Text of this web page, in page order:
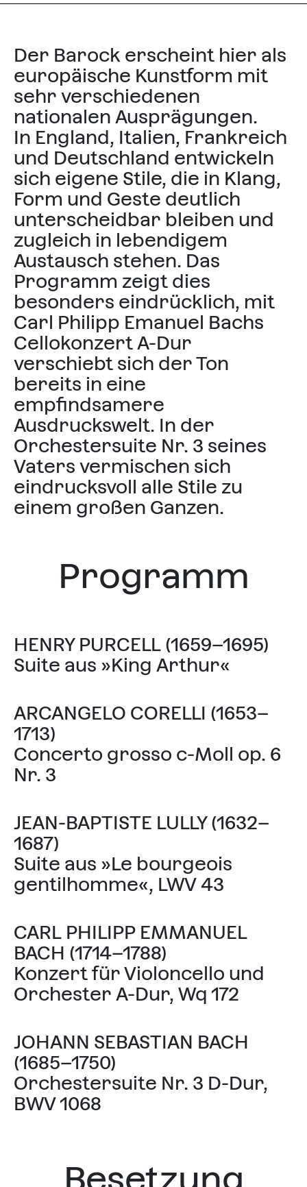
Der Barock erscheint hier als
europäische Kunstform mit
sehr verschiedenen
nationalen Ausprägungen.
In England, Italien, Frankreich
und Deutschland entwickeln
sich eigene Stile, die in Klang,
Form und Geste deutlich
unterscheidbar bleiben und
zugleich in lebendigem
Austausch stehen. Das
Programm zeigt dies
besonders eindrücklich, mit
Carl Philipp Emanuel Bachs
Cellokonzert A-Dur
verschiebt sich der Ton
bereits in eine
empfindsamere
Ausdruckswelt. In der
Orchestersuite Nr. 3 seines
Vaters vermischen sich
eindrucksvoll alle Stile zu
einem großen Ganzen.
Programm
HENRY PURCELL (1659–1695)
Suite aus »King Arthur«
ARCANGELO CORELLI (1653–
1713)
Concerto grosso c-Moll op. 6
Nr. 3
JEAN-BAPTISTE LULLY (1632–
1687)
Suite aus »Le bourgeois
gentilhomme«, LWV 43
CARL PHILIPP EMMANUEL
BACH (1714–1788)
Konzert für Violoncello und
Orchester A-Dur, Wq 172
JOHANN SEBASTIAN BACH
(1685–1750)
Orchestersuite Nr. 3 D-Dur,
BWV 1068